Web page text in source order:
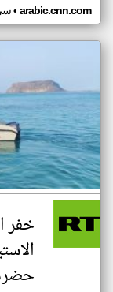
• arabic.cnn.com
خفر